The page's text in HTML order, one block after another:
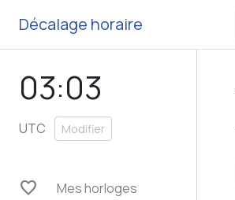
Décalage horaire
03:03
UTC Modifier
favorite Mes horloges